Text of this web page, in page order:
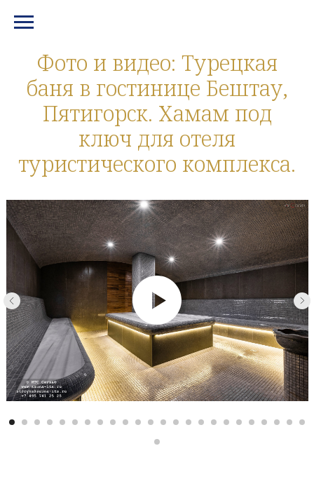
Фото и видео: Турецкая
баня в гостинице Бештау,
Пятигорск. Хамам под
ключ для отеля
туристического комплекса.